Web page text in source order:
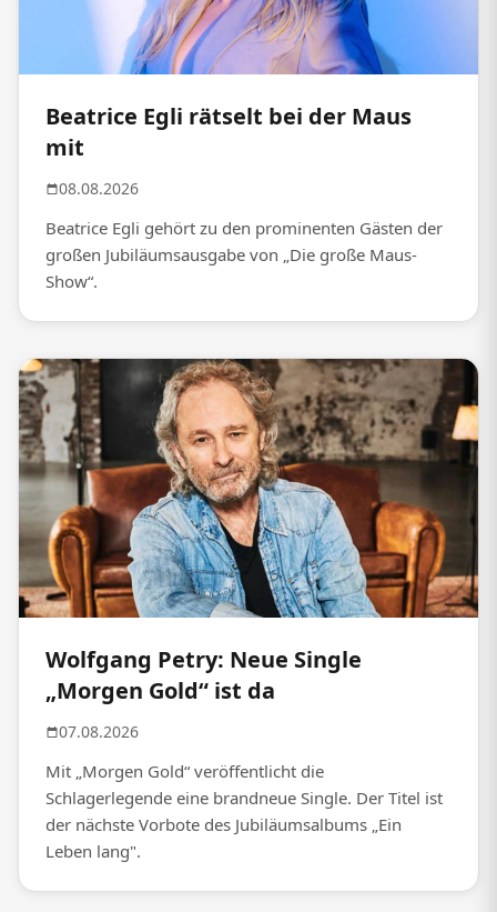
Beatrice Egli rätselt bei der Maus
mit
08.08.2026
Beatrice Egli gehört zu den prominenten Gästen der
großen Jubiläumsausgabe von „Die große Maus-
Show“.
Wolfgang Petry: Neue Single
„Morgen Gold“ ist da
07.08.2026
Mit „Morgen Gold“ veröffentlicht die
Schlagerlegende eine brandneue Single. Der Titel ist
der nächste Vorbote des Jubiläumsalbums „Ein
Leben lang".